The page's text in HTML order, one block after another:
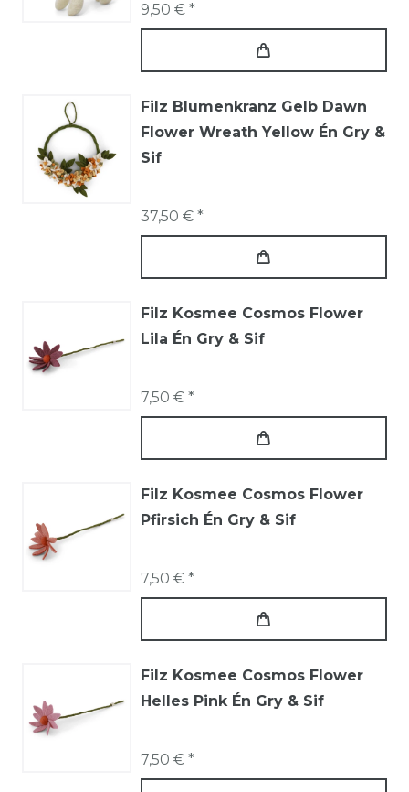
9,50 € *
Filz Blumenkranz Gelb Dawn
Flower Wreath Yellow Én Gry &
Sif
37,50 € *
Filz Kosmee Cosmos Flower
Lila Én Gry & Sif
7,50 € *
Filz Kosmee Cosmos Flower
Pfirsich Én Gry & Sif
7,50 € *
Filz Kosmee Cosmos Flower
Helles Pink Én Gry & Sif
7,50 € *